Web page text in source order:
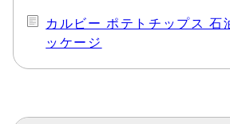
カルビー ポテトチップス 石
ッケージ